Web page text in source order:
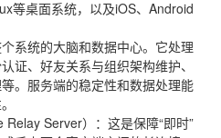
等桌面系统，以及iOS、Android
系统的大脑和数据中心。它处理
证、好友关系与组织架构维护、
。服务端的稳定性和数据处理能
Server） ：这是保障“即时”